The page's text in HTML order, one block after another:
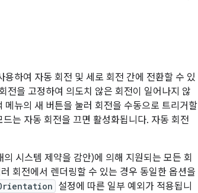
하여 자동 회전 및 세로 회전 간에 전환할 수 있
전을 고정하여 의도치 않은 회전이 일어나지 않
뉴의 새 버튼을 눌러 회전을 수동으로 트리거할
는 자동 회전을 끄면 활성화됩니다. 자동 회전
시스템 제약을 감안)에 의해 지원되는 모든 회
회전에서 렌더링할 수 있는 경우 동일한 옵션을
설정에 따른 일부 예외가 적용됩니